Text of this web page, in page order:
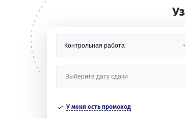
У меня есть промокод